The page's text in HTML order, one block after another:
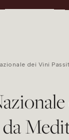
dei Vini
da